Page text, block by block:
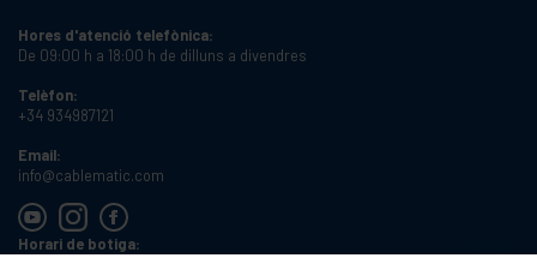
Hores d'atenció telefònica:
De 09:00 h a 18:00 h de dilluns a divendres
Telèfon:
+34 934987121
Email:
info@cablematic.com
Horari de botiga: